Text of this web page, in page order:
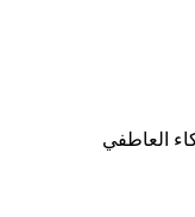
العاطفي